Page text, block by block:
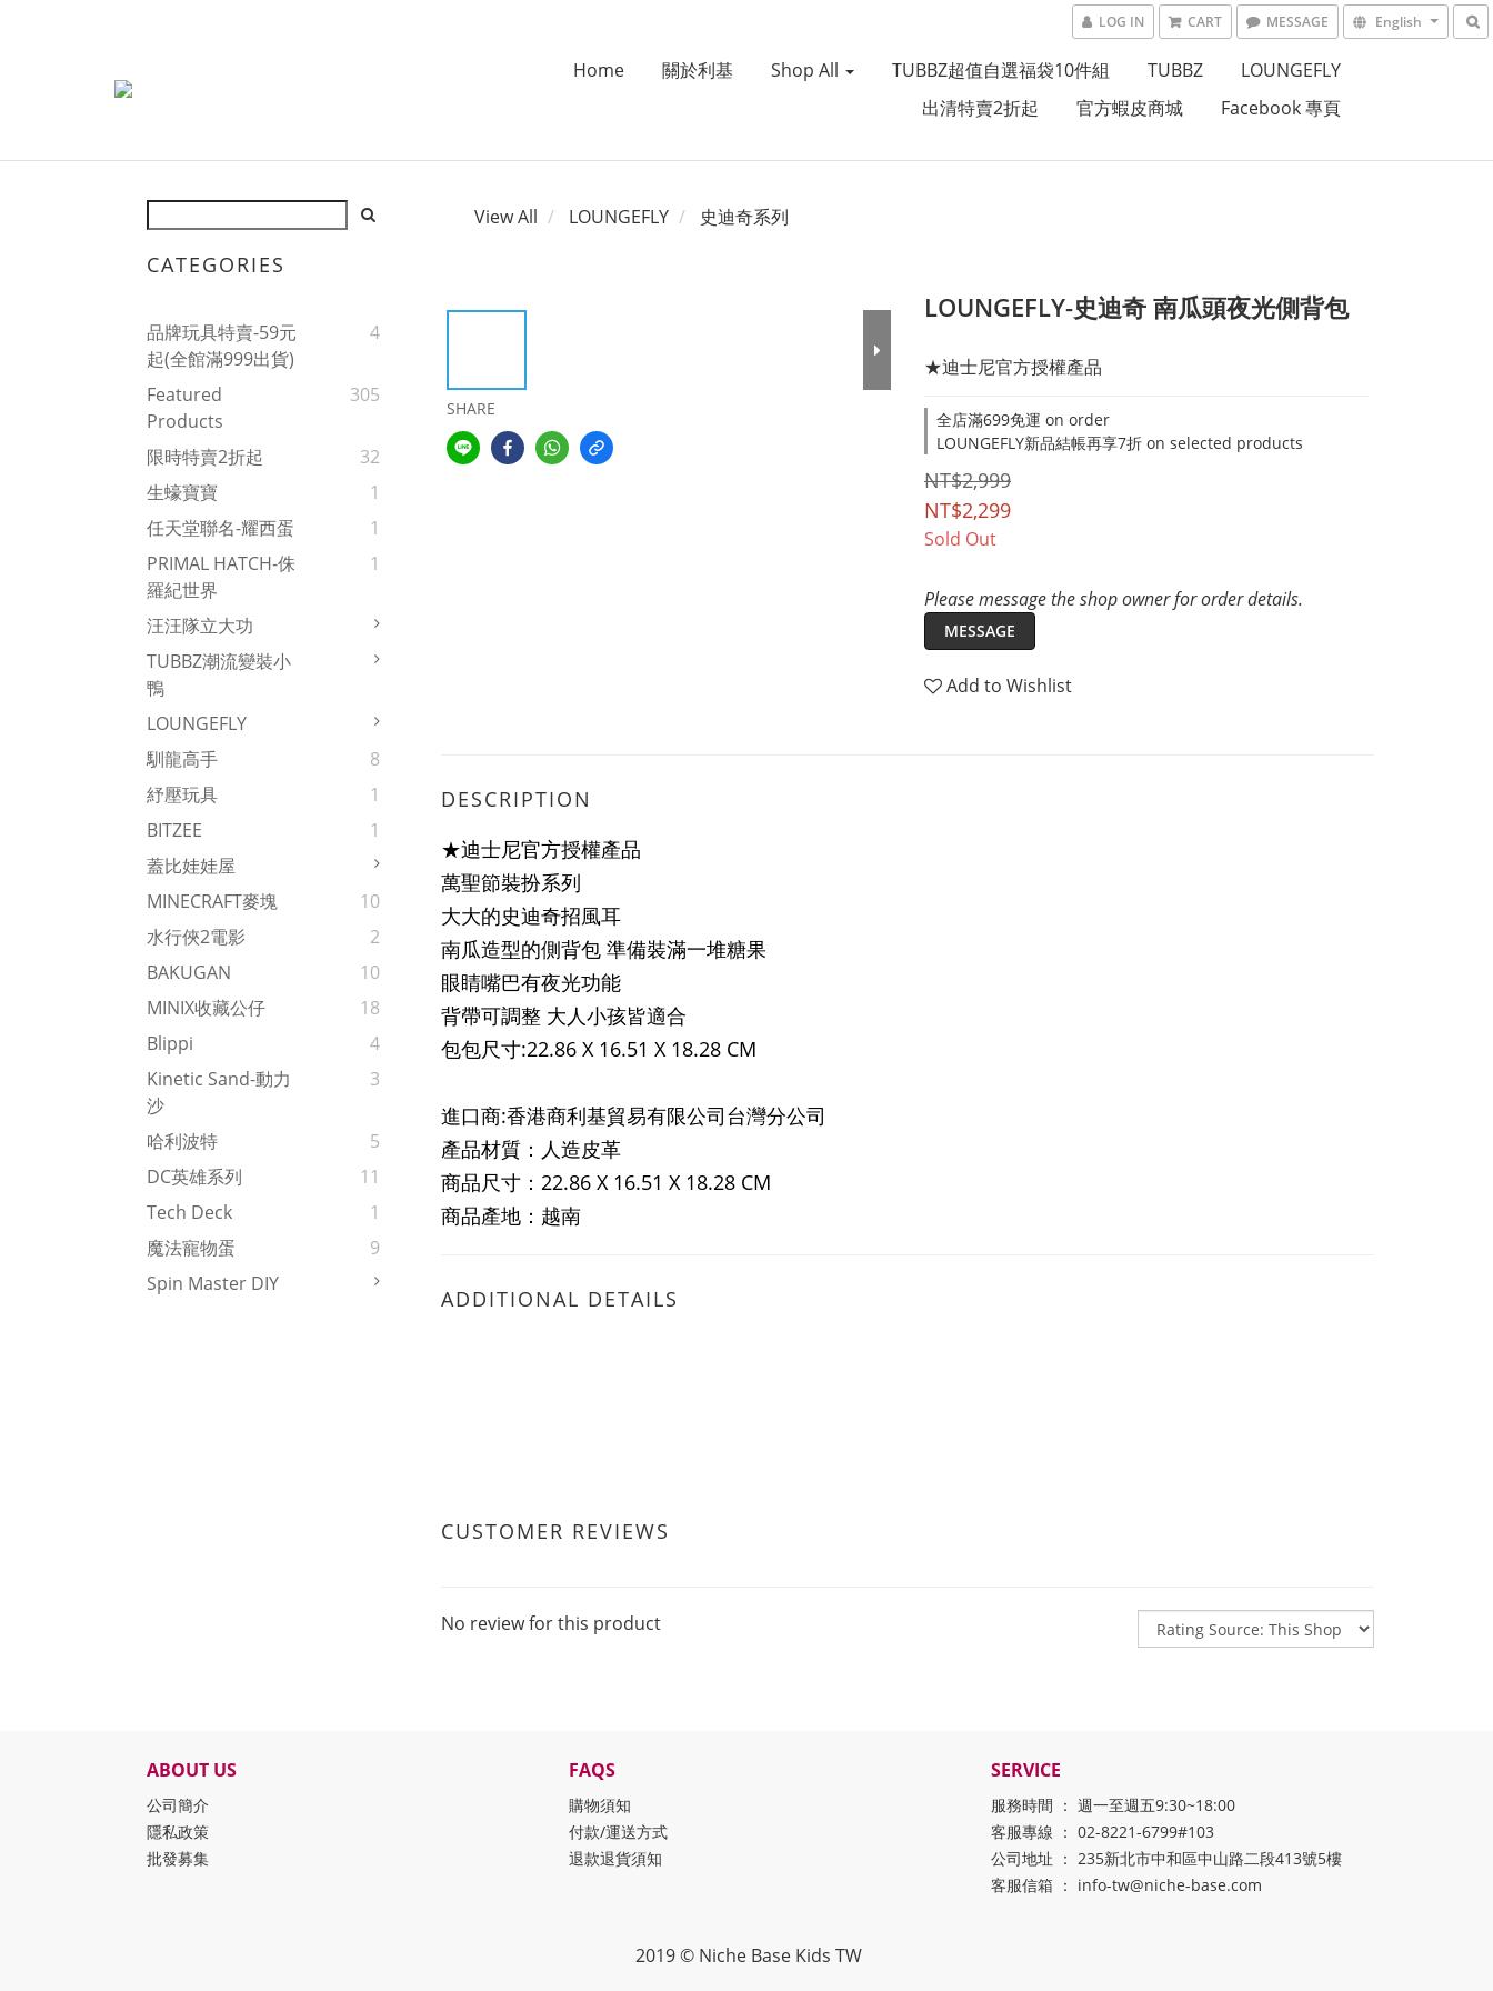
LOG IN CART MESSAGE English
Home 關於利基 Shop All TUBBZ超值自選福袋10件組 TUBBZ
LOUNGEFLY
出清特賣2折起
官方蝦皮商城 Facebook 專頁
CATEGORIES
品牌玩具特賣-59元
起(全館滿999出貨)
4
Featured
Products
305
限時特賣2折起
32
生蠔寶寶
1
任天堂聯名-耀西蛋
1
PRIMAL HATCH-侏
羅紀世界
1
汪汪隊立大功
TUBBZ潮流變裝小
鴨
LOUNGEFLY
馴龍高手
8
紓壓玩具
1
BITZEE
1
蓋比娃娃屋
MINECRAFT麥塊
10
水行俠2電影
2
BAKUGAN
10
MINIX收藏公仔
18
Blippi
4
Kinetic Sand-動力
沙
3
哈利波特
5
DC英雄系列
11
Tech Deck
1
魔法寵物蛋
9
Spin Master DIY
View All LOUNGEFLY 史迪奇系列
SHARE
LOUNGEFLY-史迪奇 南瓜頭夜光側背包
★迪士尼官方授權產品
全店滿699免運 on order
LOUNGEFLY新品結帳再享7折 on selected products
NT$2,999
NT$2,299
Sold Out
Please message the shop owner for order details.
MESSAGE
Add to Wishlist
DESCRIPTION
★迪士尼官方授權產品
萬聖節裝扮系列
大大的史迪奇招風耳
南瓜造型的側背包 準備裝滿一堆糖果
眼睛嘴巴有夜光功能
背帶可調整 大人小孩皆適合
包包尺寸:22.86 X 16.51 X 18.28 CM
進口商:香港商利基貿易有限公司台灣分公司
產品材質：人造皮革
商品尺寸：22.86 X 16.51 X 18.28 CM
商品產地：越南
ADDITIONAL DETAILS
CUSTOMER REVIEWS
No review for this product
ABOUT US
公司簡介
隱私政策
批發募集
FAQS
購物須知
付款/運送方式
退款退貨須知
SERVICE
服務時間 ： 週一至週五9:30~18:00
客服專線 ： 02-8221-6799#103
公司地址 ： 235新北市中和區中山路二段413號5樓
客服信箱 ： info-tw@niche-base.com
2019 © Niche Base Kids TW